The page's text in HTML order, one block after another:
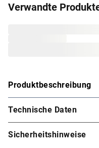
Verwandte
Produktbeschreibung
Karibu Innensauna
2-3 Personen
Diese System- bzw.
Technische Daten
Sicherheitshinweise